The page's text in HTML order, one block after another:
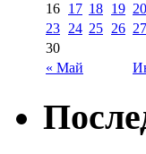
« Май
16 17 18 19 20
23 24 25 26 27
30